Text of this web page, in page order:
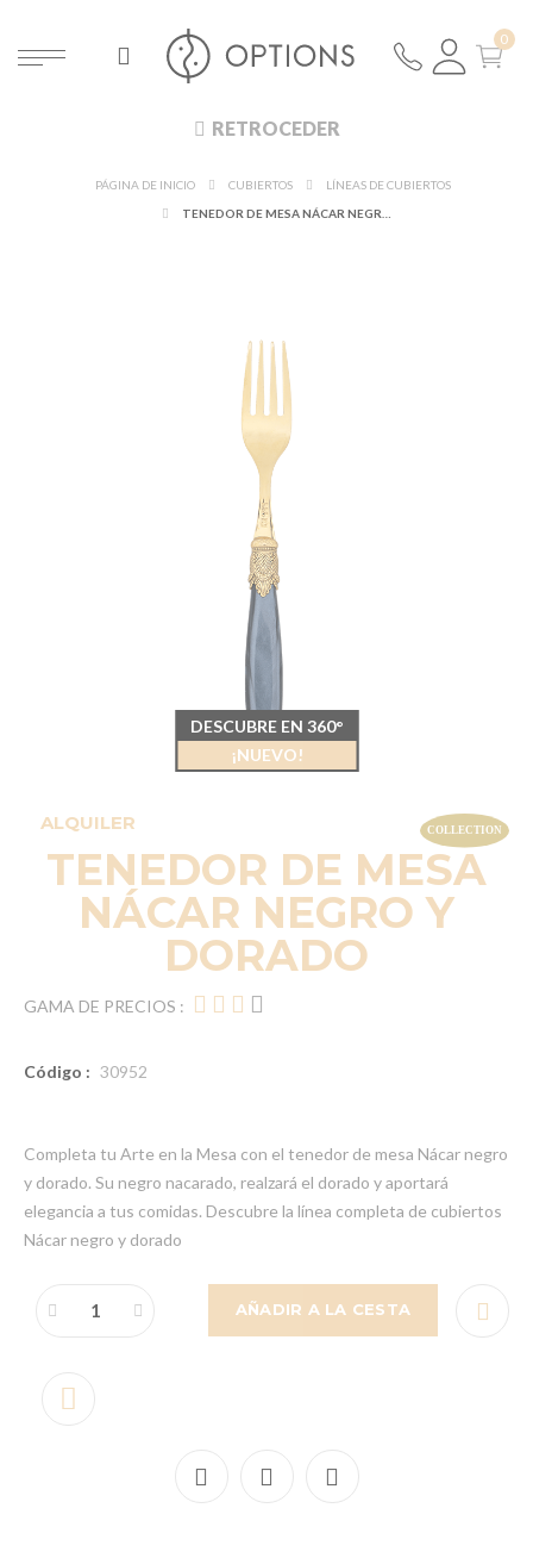
RETROCEDER
PÁGINA DE INICIO CUBIERTOS
LÍNEAS DE CUBIERTOS
ALQUILER
TENEDOR DE MESA
NÁCAR NEGRO Y
DORADO
GAMA DE PRECIOS :
Código : 30952
Completa tu Arte en la Mesa con el tenedor de mesa Nácar negro
y dorado. Su negro nacarado, realzará el dorado y aportará
elegancia a tus comidas. Descubre la línea completa de cubiertos
Nácar negro y dorado
AÑADIR A LA CESTA
DESCUBRE EN 360°
¡NUEVO!